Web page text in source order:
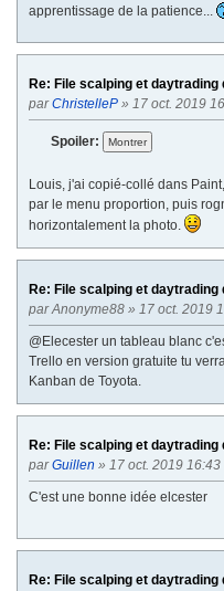
apprentissage de la patience...
Re: File scalping et
parChristelleP » 17 oct. 2019
Spoiler:
Louis, j'ai copié-collé dans
par le menu proportion, puis
horizontalement la photo.
Re: File scalping et
parAnonyme88 » 17 oct. 2019
@Elecester un tableau blanc
Trello en version gratuite tu
Kanban de Toyota.
Re: File scalping et
parGuillen » 17 oct. 2019 16:43
C'est une bonne idée elcester
Re: File scalping et